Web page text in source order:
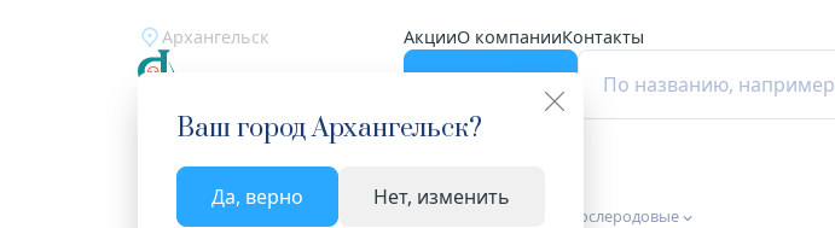
Архангельск АкцииО компанииКонтакты
По названию, например
Ваш городАрхангельск?
Да, верно Нет, изменить
Главная Каталог Мама и малыш Бандажи до и послеродовые